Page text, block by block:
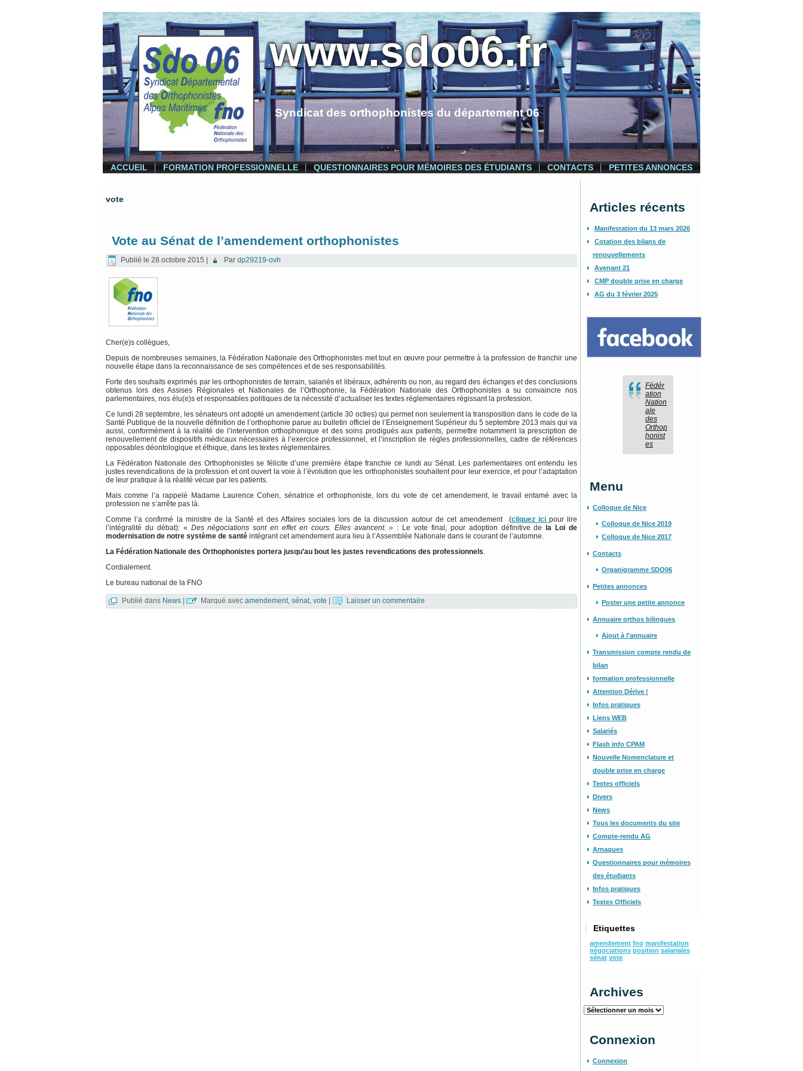
www.sdo06.fr
Syndicat des orthophonistes du département 06
ACCUEIL FORMATION PROFESSIONNELLE QUESTIONNAIRES POUR MÉMOIRES DES ÉTUDIANTS CONTACTS PETITES ANNONCES
vote
Vote au Sénat de l’amendement orthophonistes
Publié le 28 octobre 2015 Par dp29219-ovh
Cher(e)s collègues,
Depuis de nombreuses semaines, la Fédération Nationale des Orthophonistes met tout en œuvre pour permettre à la profession de franchir une
nouvelle étape dans la reconnaissance de ses compétences et de ses responsabilités.
Forte des souhaits exprimés par les orthophonistes de terrain, salariés et libéraux, adhérents ou non, au regard des échanges et des conclusions
obtenus lors des Assises Régionales et Nationales de l’Orthophonie, la Fédération Nationale des Orthophonistes a su convaincre nos
parlementaires, nos élu(e)s et responsables politiques de la nécessité d’actualiser les textes réglementaires régissant la profession.
Ce lundi 28 septembre, les sénateurs ont adopté un amendement (article 30 octies) qui permet non seulement la transposition dans le code de la
Santé Publique de la nouvelle définition de l’orthophonie parue au bulletin officiel de l’Enseignement Supérieur du 5 septembre 2013 mais qui va
aussi, conformément à la réalité de l’intervention orthophonique et des soins prodigués aux patients, permettre notamment la prescription de
renouvellement de dispositifs médicaux nécessaires à l’exercice professionnel, et l’inscription de règles professionnelles, cadre de références
opposables déontologique et éthique, dans les textes réglementaires.
La Fédération Nationale des Orthophonistes se félicite d’une première étape franchie ce lundi au Sénat. Les parlementaires ont entendu les
justes revendications de la profession et ont ouvert la voie à l’évolution que les orthophonistes souhaitent pour leur exercice, et pour l’adaptation
de leur pratique à la réalité vécue par les patients.
Mais comme l’a rappelé Madame Laurence Cohen, sénatrice et orthophoniste, lors du vote de cet amendement, le travail entamé avec la
profession ne s’arrête pas là.
Comme l’a confirmé la ministre de la Santé et des Affaires sociales lors de la discussion autour de cet amendement (cliquez ici pour lire
l’intégralité du débat): « Des négociations sont en effet en cours. Elles avancent. » : Le vote final, pour adoption définitive de
la Loi de
modernisation de notre système de santé intégrant cet amendement aura lieu à l’Assemblée Nationale dans le courant de l’automne.
La Fédération Nationale des Orthophonistes portera jusqu’au bout les justes revendications des professionnels.
Cordialement.
Le bureau national de la FNO
Publié dans News Marqué avec amendement, sénat, vote Laisser un commentaire
Articles récents
Manifestation du 13 mars 2026
Cotation des bilans de
renouvellements
Avenant 21
CMP double prise en charge
AG du 3 février 2025
Fédér
ation
Nation
ale
des
Orthop
honist
es
Menu
Colloque de Nice
Colloque de Nice 2019
Colloque de Nice 2017
Contacts
Organigramme SDO06
Petites annonces
Poster une petite annonce
Annuaire orthos bilingues
Ajout à l’annuaire
Transmission compte rendu de
bilan
formation professionnelle
Attention Dérive !
Infos pratiques
Liens WEB
Salariés
Flash info CPAM
Nouvelle Nomenclature et
double prise en charge
Textes officiels
Divers
News
Tous les documents du site
Compte-rendu AG
Arnaques
Questionnaires pour mémoires
des étudiants
Infos pratiques
Textes Officiels
Etiquettes
amendement fno manifestation
négociations position salariales
sénat vote
Archives
Archives
Connexion
Connexion